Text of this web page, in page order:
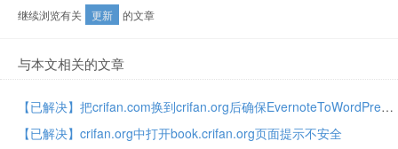
继续浏览有关 更新 的文章
与本文相关的文章
【已解决】把crifan.com换到crifan.org后确保EvernoteToWordPress可用
【已解决】crifan.org中打开book.crifan.org页面提示不安全